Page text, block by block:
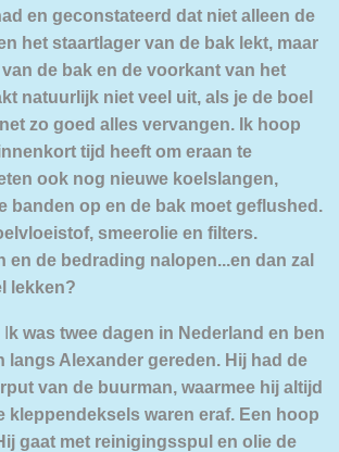
en geconstateerd dat niet alleen de
het staartlager van de bak lekt, maar
de bak en de voorkant van het
natuurlijk niet veel uit, als je de boel
zo goed alles vervangen. Ik hoop
tijd heeft om eraan te
ook nog nieuwe koelslangen,
banden op en de bak moet geflushed.
smeerolie en filters.
en de bedrading nalopen...en dan zal
lekken?
Ik was twee dagen in Nederland en ben
langs Alexander gereden. Hij had de
van de buurman, waarmee hij altijd
kleppendeksels waren eraf. Een hoop
gaat met reinigingsspul en olie de